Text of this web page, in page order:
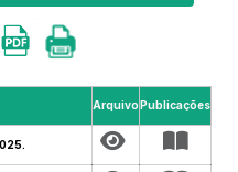
ArquivoPublicações